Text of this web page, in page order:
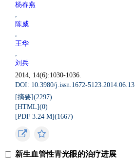
杨春燕
,
陈威
,
王华
,
刘兵
2014, 14(6):1030-1036.
DOI: 10.3980/j.issn.1672-5123.2014.06.13
[摘要](2297)
[HTML](0)
[PDF 3.24 M](1667)
新生血管性青光眼的治疗进展